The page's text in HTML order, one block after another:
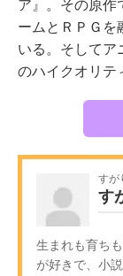
ア』。その原作
ームとＲＰＧを
いる。そしてア
のハイクオリテ
すが
す
生まれも育ち
が好きで、小